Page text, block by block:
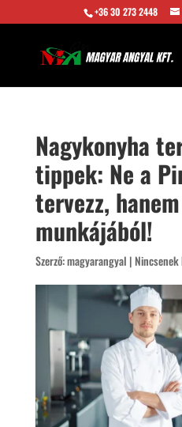
+36 30 273 2448
Nagykonyha
tippek: Ne a
tervezz,
munkájából!
Szerző:magyarangyal | Nincsenek